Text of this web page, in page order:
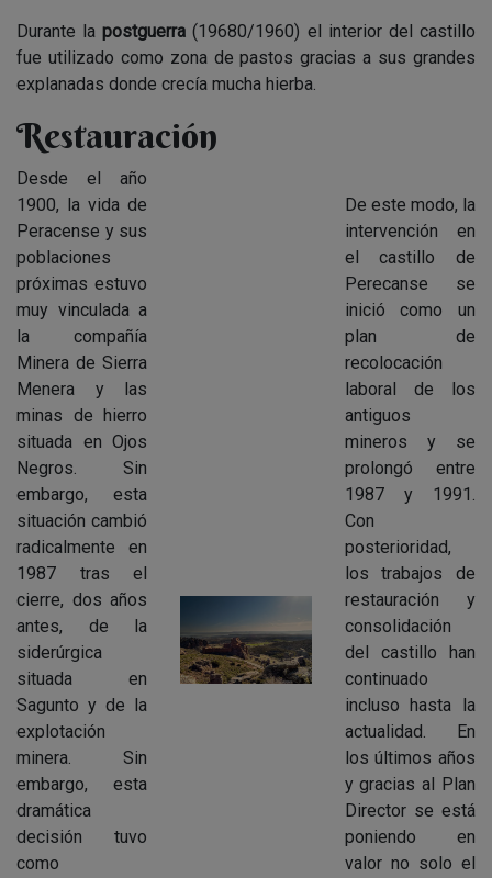
Durante lapostguerra (19680/1960) el interior del castillo
fue utilizado como zona de pastos gracias a sus grandes
explanadas donde crecía mucha hierba.
Restauración
Desde el año
1900, la vida de
Peracense y sus
poblaciones
próximas estuvo
muy vinculada a
la compañía
Minera de Sierra
Menera y las
minas de hierro
situada en Ojos
Negros. Sin
embargo, esta
situación cambió
radicalmente en
1987 tras el
cierre, dos años
antes, de la
siderúrgica
situada en
Sagunto y de la
explotación
minera. Sin
embargo, esta
dramática
decisión tuvo
como
De este modo, la
intervención en
el castillo de
Perecanse se
inició como un
plan de
recolocación
laboral de los
antiguos
mineros y se
prolongó entre
1987 y 1991.
Con
posterioridad,
los trabajos de
restauración y
consolidación
del castillo han
continuado
incluso hasta la
actualidad. En
los últimos años
y gracias al Plan
Director se está
poniendo en
valor no solo el